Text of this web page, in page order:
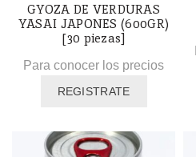
GYOZA DE VERDURAS
YASAI JAPONES (600GR)
[30 piezas]
Para conocer los precios
REGISTRATE